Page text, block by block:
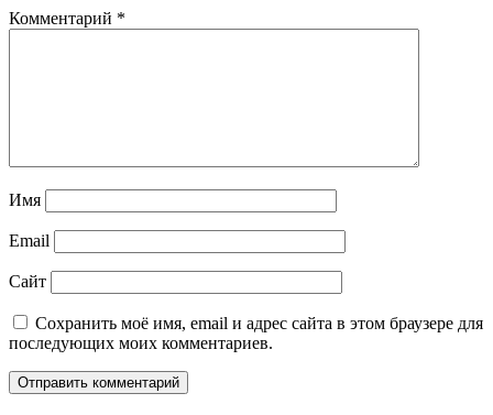
Комментарий *
Имя
Email
Сайт
Сохранить моё имя, email и адрес сайта в этом браузере для
последующих моих комментариев.